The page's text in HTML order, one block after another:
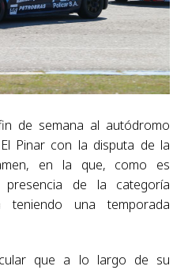
de semana al autódromo
Pinar con la disputa de la
en la que, como es
de la categoría
teniendo una temporada
que a lo largo de su